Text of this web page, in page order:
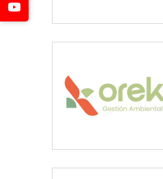
OREKAN
Medio ambiente